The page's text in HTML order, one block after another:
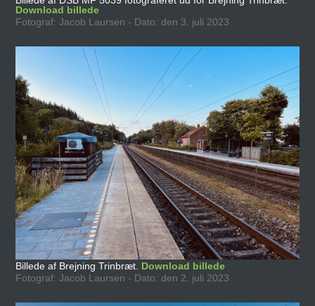
Download billede
Fotograf: Jacob Laursen - Dato: den 3. juli 2023
Billede af Brejning Trinbræt. Download billede
Fotograf: Jacob Laursen - Dato: den 2. juli 2023